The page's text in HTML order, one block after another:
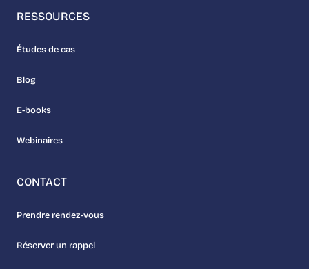
RESSOURCES
Études de cas
Blog
E-books
Webinaires
CONTACT
Prendre rendez-vous
Réserver un rappel